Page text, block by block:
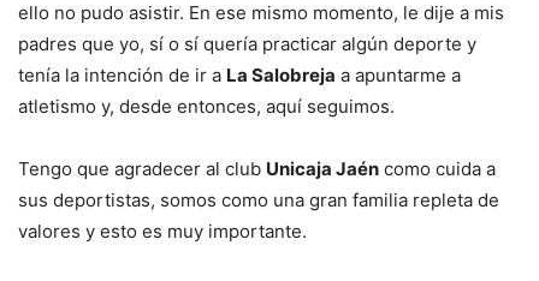
ello no pudo asistir. En ese mismo momento, le dije a mis
padres que yo, sí o sí quería practicar algún deporte y
tenía la intención de ir a La Salobreja a apuntarme a
atletismo y, desde entonces, aquí seguimos.
Tengo que agradecer al club Unicaja Jaén como cuida a
sus deportistas, somos como una gran familia repleta de
valores y esto es muy importante.